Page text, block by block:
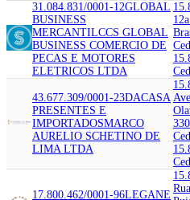
31.084.831/0001-12GLOBAL
BUSINESS
MERCANTILCCS GLOBAL
BUSINESS COMERCIO DE
PECAS E MOTORES
ELETRICOS LTDA
43.677.309/0001-23DACASA
PRESENTES E
IMPORTADOSMARCO
AURELIO SCHETINO DE
LIMA LTDA
17.800.462/0001-96LEGANE